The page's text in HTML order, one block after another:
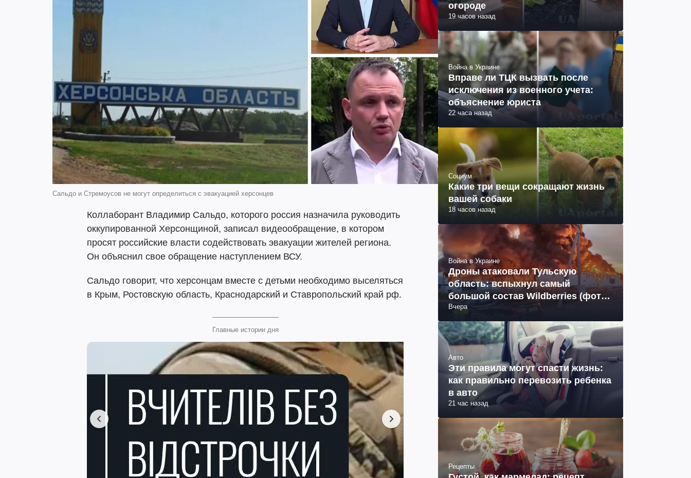
Сальдо и Стремоусов не могут определиться с эвакуацией херсонцев
Коллаборант Владимир Сальдо, которого россия назначила руководить
оккупированной Херсонщиной, записал видеообращение, в котором
просят российские власти содействовать эвакуации жителей региона.
Он объяснил свое обращение наступлением ВСУ.
Сальдо говорит, что херсонцам вместе с детьми необходимо выселяться
в Крым, Ростовскую область, Краснодарский и Ставропольский край рф.
Главные истории дня
огороде
19 часов назад
Война в Украине
Вправе ли ТЦК вызвать после
исключения из военного учета:
объяснение юриста
22 часа назад
Социум
Какие три вещи сокращают жизнь
вашей собаки
18 часов назад
Война в Украине
Дроны атаковали Тульскую
область: вспыхнул самый
большой состав Wildberries (фото,
видео)
Вчера
Авто
Эти правила могут спасти жизнь:
как правильно перевозить ребенка
в авто
21 час назад
Рецепты